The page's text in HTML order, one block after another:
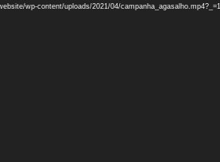
wp-content/uploads/2021/04/campanha_agasalho.mp4?_=1